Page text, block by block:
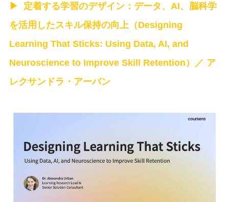
定着する学習のデザイン：データ、AI、脳科学
を活用したスキル保持の向上（Designing
Learning That Sticks: Using Data, AI, and
Neuroscience to Improve Skill Retention）／ ア
レクサンドラ・アーバン